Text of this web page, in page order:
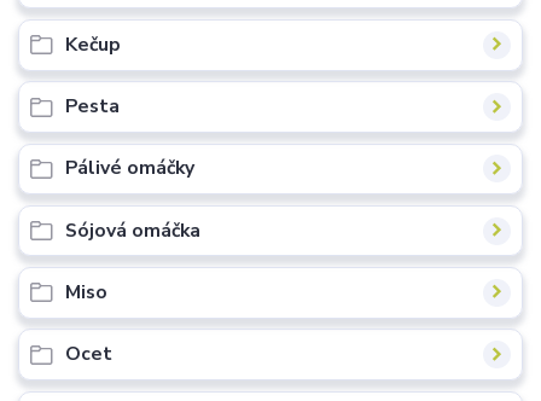
Kečup
Pesta
Pálivé omáčky
Sójová omáčka
Miso
Ocet